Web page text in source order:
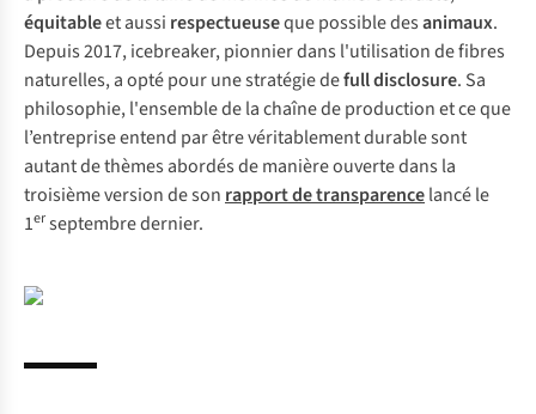
équitableet aussi respectueuseque possible desanimaux.
Depuis 2017, icebreaker, pionnier dans l'utilisation de fibres
naturelles, a opté pour une stratégie defull disclosure. Sa
philosophie, l'ensemble de la chaîne de production et ce que
l’entreprise entend par être véritablement durable sont
autant de thèmes abordés de manière ouverte dans la
troisième version de son rapport de transparencelancé le
1erseptembre dernier.